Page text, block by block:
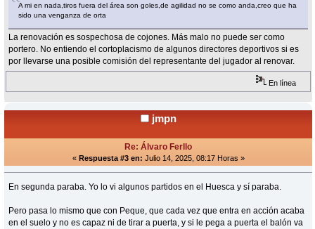
A mi en nada,tiros fuera del área son goles,de agilidad no se como anda,creo que ha
sido una venganza de orta
La renovación es sospechosa de cojones. Más malo no puede ser como
portero. No entiendo el cortoplacismo de algunos directores deportivos si es
por llevarse una posible comisión del representante del jugador al renovar.
En línea
jmpn
Re: Álvaro Ferllo
« Respuesta #3 en: Julio 14, 2025, 08:17 Horas »
En segunda paraba. Yo lo vi algunos partidos en el Huesca y sí paraba.
Pero pasa lo mismo que con Peque, que cada vez que entra en acción acaba
en el suelo y no es capaz ni de tirar a puerta, y si le pega a puerta el balón va